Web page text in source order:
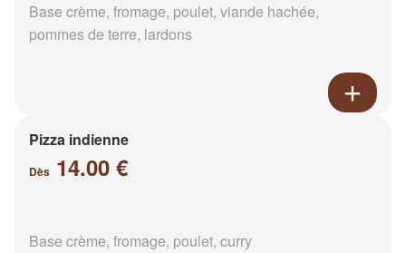
Base crème, fromage, poulet, viande hachée,
pommes de terre, lardons
Pizza indienne
Dès 14.00 €
Base crème, fromage, poulet, curry